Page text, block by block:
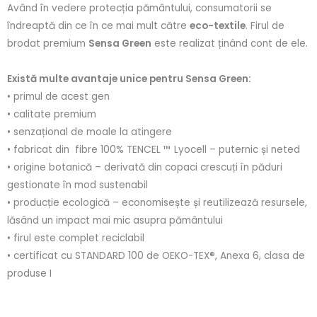
Având în vedere protecția pământului, consumatorii se
îndreaptă din ce în ce mai mult către eco-textile. Firul de
brodat premium Sensa Green este realizat ținând cont de ele.
Există multe avantaje unice pentru Sensa Green:
• primul de acest gen
• calitate premium
• senzațional de moale la atingere
• fabricat din fibre 100% TENCEL ™ Lyocell – puternic și neted
• origine botanică – derivată din copaci crescuți în păduri
gestionate în mod sustenabil
• producție ecologică – economisește și reutilizează resursele,
lăsând un impact mai mic asupra pământului
• firul este complet reciclabil
• certificat cu STANDARD 100 de OEKO-TEX®, Anexa 6, clasa de
produse I